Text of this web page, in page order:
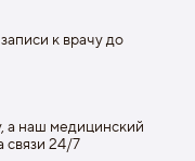
к врачу до
а наш медицинский
связи 24/7